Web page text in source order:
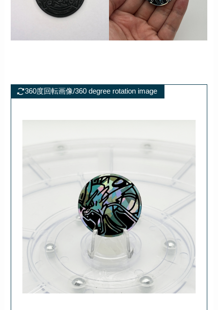
360度回転画像/360 degree rotation image